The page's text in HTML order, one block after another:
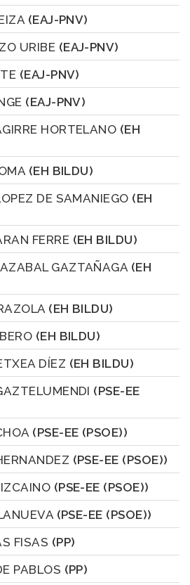
(EAJ-PNV)
URIBE (EAJ-PNV)
(EAJ-PNV)
(EAJ-PNV)
HORTELANO (EH
(EH BILDU)
DE SAMANIEGO (EH
FERRE (EH BILDU)
GAZTAÑAGA (EH
(EH BILDU)
(EH BILDU)
DÍEZ (EH BILDU)
(PSE-EE
(PSE-EE (PSOE))
(PSE-EE (PSOE))
(PSE-EE (PSOE))
(PSE-EE (PSOE))
FISAS (PP)
PABLOS (PP)